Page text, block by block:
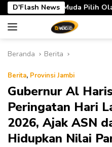
Langsung
ke
konten
D'Flash News
Olahraga, Industri Alkohol
Beranda Berita
Berita, Provinsi Jambi
Gubernur Al
Peringatan Hari
2026, Ajak ASN
Hidupkan Nilai